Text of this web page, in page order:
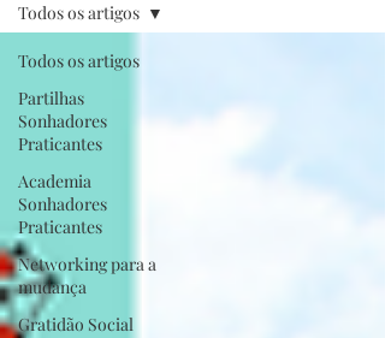
Todos os artigos
Partilhas
Sonhadores
Praticantes
Academia
Sonhadores
Praticantes
Networking para a
mudança
Gratidão Social
Todos os artigos